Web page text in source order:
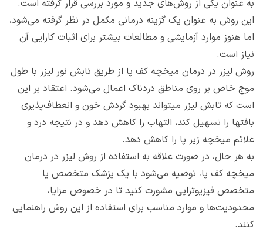
به عنوان یکی از روش‌های جدید و مورد بررسی قرار گرفته است.
این روش به عنوان یک گزینه درمانی مکمل در نظر گرفته می‌شود،
اما هنوز موارد آزمایشی و مطالعات بیشتر برای اثبات کارایی آن
نیاز است.
روش لیزر در درمان میخچه کف پا از طریق تابش نور لیزر با طول
موج خاص بر روی مناطق دردناک اعمال می‌شود. اعتقاد بر این
است که تابش لیزر میتواند بهبود گردش خون و انعطاف‌پذیری
بافتها را تسهیل کند، التهاب را کاهش دهد و در نتیجه درد و
علائم میخچه زیر پا را کاهش دهد.
به هر حال، در صورت علاقه به استفاده از روش لیزر در درمان
میخچه کف پا، توصیه می‌شود با یک پزشک متخصص یا
متخصص فیزیوتراپی مشورت کنید تا در خصوص مزایا،
محدودیت‌ها و موارد مناسب برای استفاده از این روش راهنمایی
کنند.